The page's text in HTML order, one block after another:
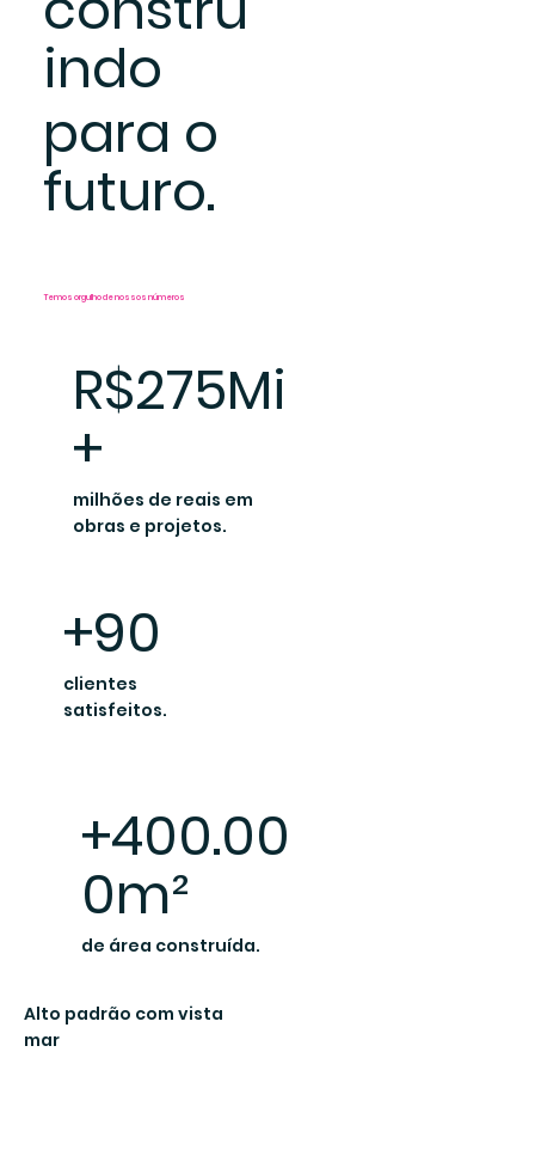
indo
para o
futuro.
Temos orgulho de nossos números
R$275Mi
+
milhões de reais em
obras e projetos.
+90
clientes
satisfeitos.
+400.00
0m²
de área construída.
Alto padrão com vista
mar